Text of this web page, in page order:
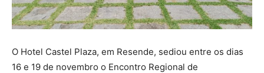
O Hotel Castel Plaza, em Resende, sediou entre os dias
16 e 19 de novembro o Encontro Regional de